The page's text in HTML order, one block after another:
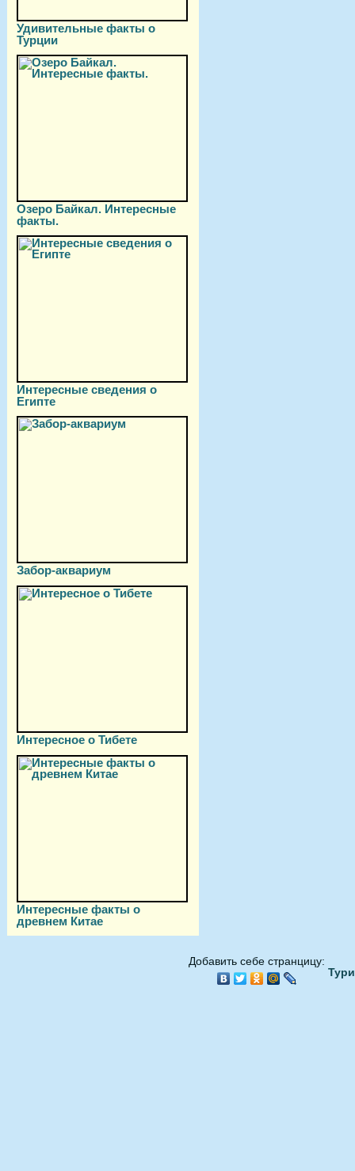
Удивительные факты о
Турции
Озеро Байкал. Интересные
факты.
Интересные сведения о
Египте
Забор-аквариум
Интересное о Тибете
Интересные факты о
древнем Китае
Добавить себе странцицу: